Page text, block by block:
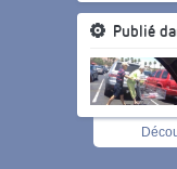
Publié